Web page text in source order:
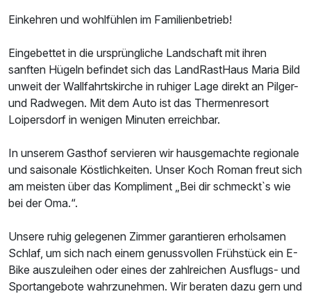
Einkehren und wohlfühlen im Familienbetrieb!
Eingebettet in die ursprüngliche Landschaft mit ihren
sanften Hügeln befindet sich das LandRastHaus Maria Bild
unweit der Wallfahrtskirche in ruhiger Lage direkt an Pilger-
und Radwegen. Mit dem Auto ist das Thermenresort
Loipersdorf in wenigen Minuten erreichbar.
In unserem Gasthof servieren wir hausgemachte regionale
und saisonale Köstlichkeiten. Unser Koch Roman freut sich
am meisten über das Kompliment „Bei dir schmeckt`s wie
bei der Oma.“.
Unsere ruhig gelegenen Zimmer garantieren erholsamen
Schlaf, um sich nach einem genussvollen Frühstück ein E-
Bike auszuleihen oder eines der zahlreichen Ausflugs- und
Sportangebote wahrzunehmen. Wir beraten dazu gern und